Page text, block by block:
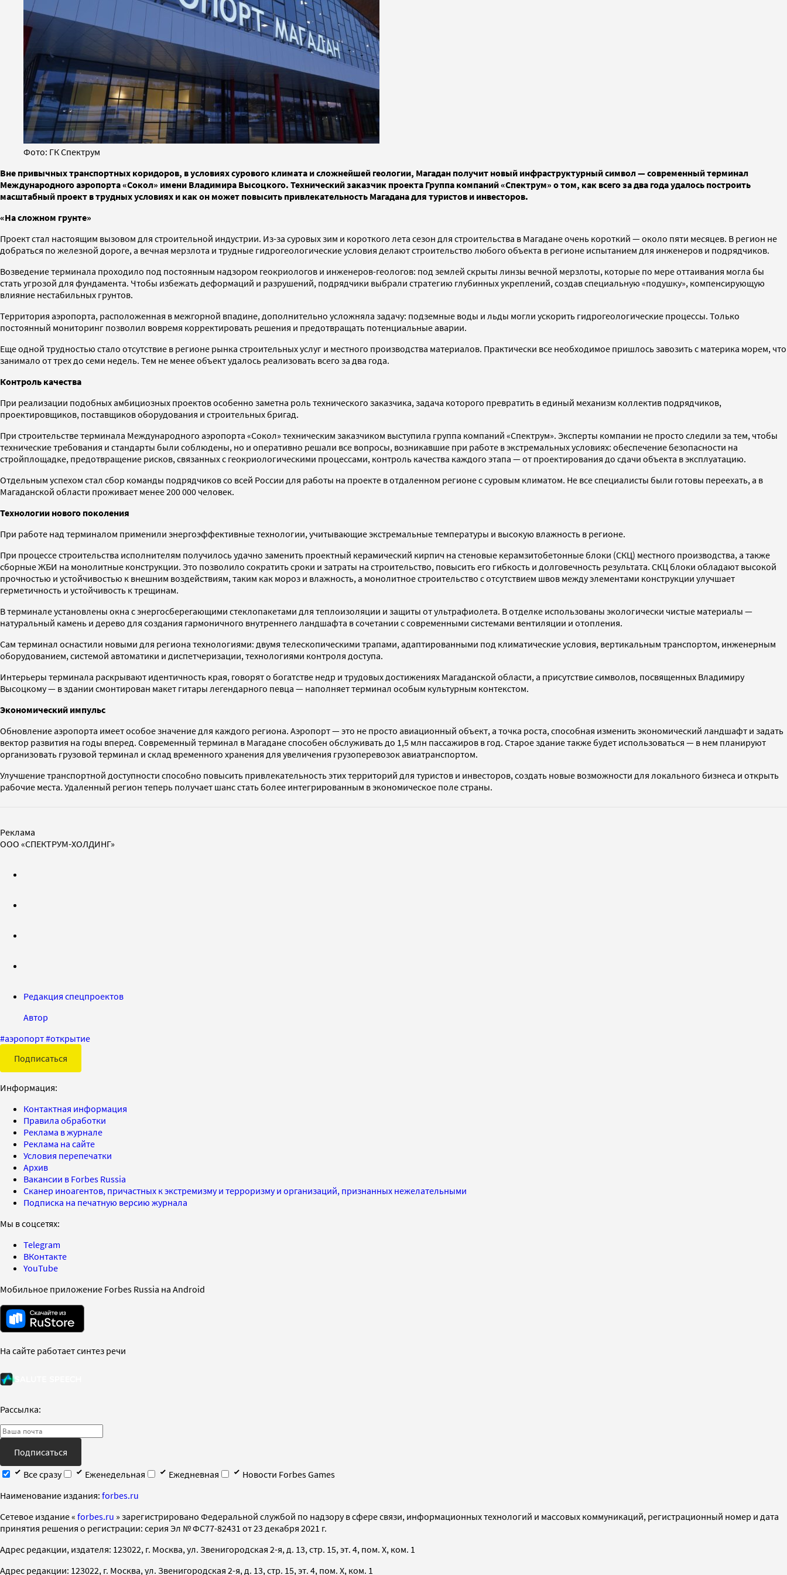
Фото: ГК Спектрум
Вне привычных транспортных коридоров, в условиях сурового климата и сложнейшей геологии, Магадан получит новый инфраструктурный символ — современный терминал
Международного аэропорта «Сокол» имени Владимира Высоцкого. Технический заказчик проекта Группа компаний «Спектрум» о том, как всего за два года удалось построить
масштабный проект в трудных условиях и как он может повысить привлекательность Магадана для туристов и инвесторов.
«На сложном грунте»
Проект стал настоящим вызовом для строительной индустрии. Из-за суровых зим и короткого лета сезон для строительства в Магадане очень короткий — около пяти месяцев. В регион не
добраться по железной дороге, а вечная мерзлота и трудные гидрогеологические условия делают строительство любого объекта в регионе испытанием для инженеров и подрядчиков.
Возведение терминала проходило под постоянным надзором геокриологов и инженеров-геологов: под землей скрыты линзы вечной мерзлоты, которые по мере оттаивания могла бы
стать угрозой для фундамента. Чтобы избежать деформаций и разрушений, подрядчики выбрали стратегию глубинных укреплений, создав специальную «подушку», компенсирующую
влияние нестабильных грунтов.
Территория аэропорта, расположенная в межгорной впадине, дополнительно усложняла задачу: подземные воды и льды могли ускорить гидрогеологические процессы. Только
постоянный мониторинг позволил вовремя корректировать решения и предотвращать потенциальные аварии.
Еще одной трудностью стало отсутствие в регионе рынка строительных услуг и местного производства материалов. Практически все необходимое пришлось завозить с материка морем, что
занимало от трех до семи недель. Тем не менее объект удалось реализовать всего за два года.
Контроль качества
При реализации подобных амбициозных проектов особенно заметна роль технического заказчика, задача которого превратить в единый механизм коллектив подрядчиков,
проектировщиков, поставщиков оборудования и строительных бригад.
При строительстве терминала Международного аэропорта «Сокол» техническим заказчиком выступила группа компаний «Спектрум». Эксперты компании не просто следили за тем, чтобы
технические требования и стандарты были соблюдены, но и оперативно решали все вопросы, возникавшие при работе в экстремальных условиях: обеспечение безопасности на
стройплощадке, предотвращение рисков, связанных с геокриологическими процессами, контроль качества каждого этапа — от проектирования до сдачи объекта в эксплуатацию.
Отдельным успехом стал сбор команды подрядчиков со всей России для работы на проекте в отдаленном регионе с суровым климатом. Не все специалисты были готовы переехать, а в
Магаданской области проживает менее 200 000 человек.
Технологии нового поколения
При работе над терминалом применили энергоэффективные технологии, учитывающие экстремальные температуры и высокую влажность в регионе.
При процессе строительства исполнителям получилось удачно заменить проектный керамический кирпич на стеновые керамзитобетонные блоки (СКЦ) местного производства, а также
сборные ЖБИ на монолитные конструкции. Это позволило сократить сроки и затраты на строительство, повысить его гибкость и долговечность результата. СКЦ блоки обладают высокой
прочностью и устойчивостью к внешним воздействиям, таким как мороз и влажность, а монолитное строительство с отсутствием швов между элементами конструкции улучшает
герметичность и устойчивость к трещинам.
В терминале установлены окна с энергосберегающими стеклопакетами для теплоизоляции и защиты от ультрафиолета. В отделке использованы экологически чистые материалы —
натуральный камень и дерево для создания гармоничного внутреннего ландшафта в сочетании с современными системами вентиляции и отопления.
Сам терминал оснастили новыми для региона технологиями: двумя телескопическими трапами, адаптированными под климатические условия, вертикальным транспортом, инженерным
оборудованием, системой автоматики и диспетчеризации, технологиями контроля доступа.
Интерьеры терминала раскрывают идентичность края, говорят о богатстве недр и трудовых достижениях Магаданской области, а присутствие символов, посвященных Владимиру
Высоцкому — в здании смонтирован макет гитары легендарного певца — наполняет терминал особым культурным контекстом.
Экономический импульс
Обновление аэропорта имеет особое значение для каждого региона. Аэропорт — это не просто авиационный объект, а точка роста, способная изменить экономический ландшафт и задать
вектор развития на годы вперед. Современный терминал в Магадане способен обслуживать до 1,5 млн пассажиров в год. Старое здание также будет использоваться — в нем планируют
организовать грузовой терминал и склад временного хранения для увеличения грузоперевозок авиатранспортом.
Улучшение транспортной доступности способно повысить привлекательность этих территорий для туристов и инвесторов, создать новые возможности для локального бизнеса и открыть
рабочие места. Удаленный регион теперь получает шанс стать более интегрированным в экономическое поле страны.
Реклама
ООО «СПЕКТРУМ-ХОЛДИНГ»
Редакция спецпроектов
Автор
#аэропорт#открытие
Подписаться
Информация:
Контактная информация
Правила обработки
Реклама в журнале
Реклама на сайте
Условия перепечатки
Архив
Вакансии в Forbes Russia
Сканер иноагентов, причастных к экстремизму и терроризму и организаций, признанных нежелательными
Подписка на печатную версию журнала
Мы в соцсетях:
Telegram
ВКонтакте
YouTube
Мобильное приложение Forbes Russia на Android
На сайте работает синтез речи
Рассылка:
Подписаться
Все сразу
Еженедельная Ежедневная
Новости Forbes Games
Наименование издания: forbes.ru
Cетевое издание « forbes.ru » зарегистрировано Федеральной службой по надзору в сфере связи, информационных технологий и массовых коммуникаций, регистрационный номер и дата
принятия решения о регистрации: серия Эл № ФС77-82431 от 23 декабря 2021 г.
Адрес редакции, издателя: 123022, г. Москва, ул. Звенигородская 2-я, д. 13, стр. 15, эт. 4, пом. X, ком. 1
Адрес редакции: 123022, г. Москва, ул. Звенигородская 2-я, д. 13, стр. 15, эт. 4, пом. X, ком. 1